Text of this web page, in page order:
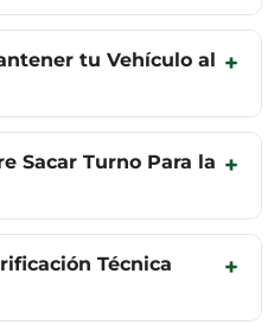
tu Vehículo al +
Sacar Turno Para la +
Técnica
+